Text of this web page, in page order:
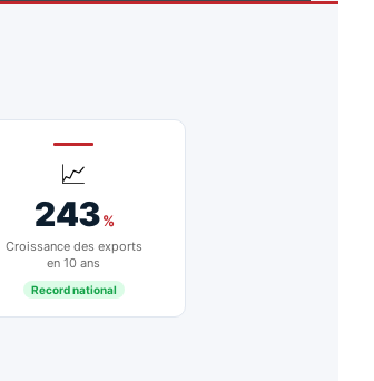
📈
243%
Croissance des exports
en 10 ans
Record national